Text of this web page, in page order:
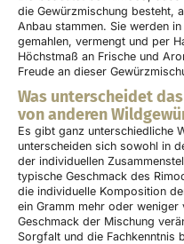
die Gewürzmischung besteht,
Anbau stammen. Sie werden
gemahlen, vermengt und per
Höchstmaß an Frische und
Freude an dieser
Was unterscheidet
von anderen
Es gibt ganz unterschiedliche
unterscheiden sich sowohl in
der individuellen
typische Geschmack des
die individuelle Komposition
ein Gramm mehr oder
Geschmack der Mischung
Sorgfalt und die Fachkenntnis